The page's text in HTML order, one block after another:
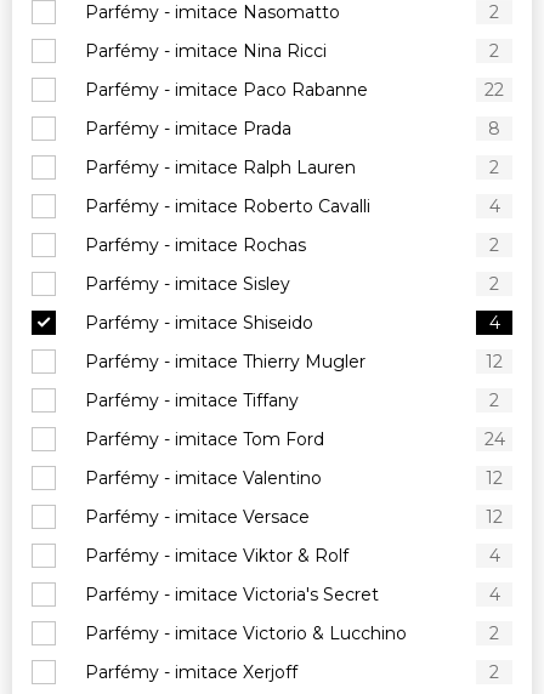
Parfémy - imitace Nasomatto
2
Parfémy - imitace Nina Ricci
2
Parfémy - imitace Paco Rabanne
22
Parfémy - imitace Prada
8
Parfémy - imitace Ralph Lauren
2
Parfémy - imitace Roberto Cavalli
4
Parfémy - imitace Rochas
2
Parfémy - imitace Sisley
2
Parfémy - imitace Shiseido
4
Parfémy - imitace Thierry Mugler
12
Parfémy - imitace Tiffany
2
Parfémy - imitace Tom Ford
24
Parfémy - imitace Valentino
12
Parfémy - imitace Versace
12
Parfémy - imitace Viktor & Rolf
4
Parfémy - imitace Victoria's Secret
4
Parfémy - imitace Victorio & Lucchino
2
Parfémy - imitace Xerjoff
2